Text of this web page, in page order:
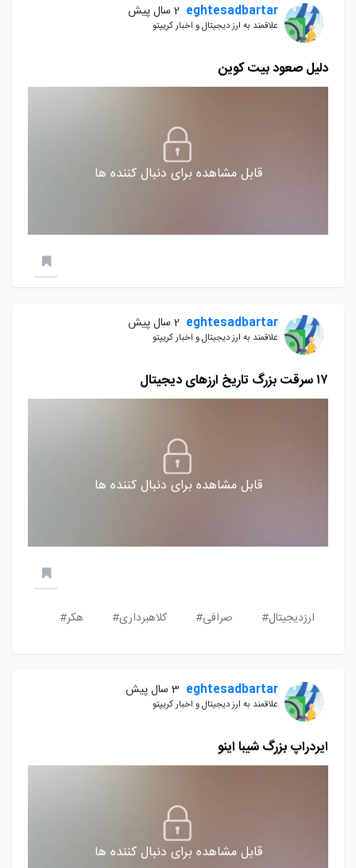
eghtesadbartar 2 سال پیش
علاقمند به ارز دیجیتال و اخبار کریپتو
دلیل صعود بیت کوین
قابل مشاهده برای دنبال کننده ها
eghtesadbartar 2 سال پیش
علاقمند به ارز دیجیتال و اخبار کریپتو
۱۷ سرقت بزرگ تاریخ ارزهای دیجیتال
قابل مشاهده برای دنبال کننده ها
ارزدیجیتال# صرافی# کلاهبرداری# هکر#
eghtesadbartar 3 سال پیش
علاقمند به ارز دیجیتال و اخبار کریپتو
ایردراپ بزرگ شیبا اینو
قابل مشاهده برای دنبال کننده ها